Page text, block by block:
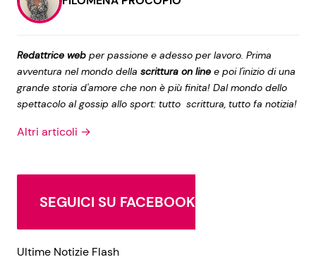
Redattrice web per passione e adesso per lavoro. Prima
avventura nel mondo della scrittura on line e poi l'inizio di una
grande storia d'amore che non è più finita! Dal mondo dello
spettacolo al gossip allo sport: tutto scrittura, tutto fa notizia!
Altri articoli →
SEGUICI SU FACEBOOK
Ultime Notizie Flash